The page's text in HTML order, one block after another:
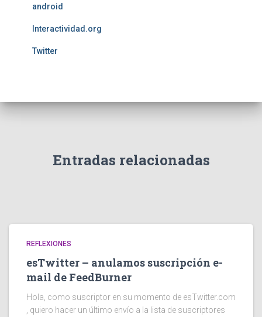
android
Interactividad.org
Twitter
Entradas relacionadas
REFLEXIONES
esTwitter – anulamos suscripción e-
mail de FeedBurner
Hola, como suscriptor en su momento de esTwitter.com
, quiero hacer un último envío a la lista de suscriptores